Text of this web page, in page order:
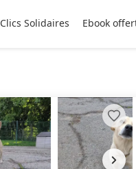
Clics Solidaires Ebook